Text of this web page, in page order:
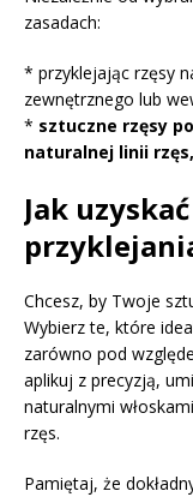
zasadach:
* przyklejając rzęsy
zewnętrznego lub
* sztuczne rzęsy
naturalnej linii
Jak
Chcesz, by Twoje
Wybierz te, które
zarówno pod
aplikuj z precyzją,
naturalnymi
rzęs.
Pamiętaj, że